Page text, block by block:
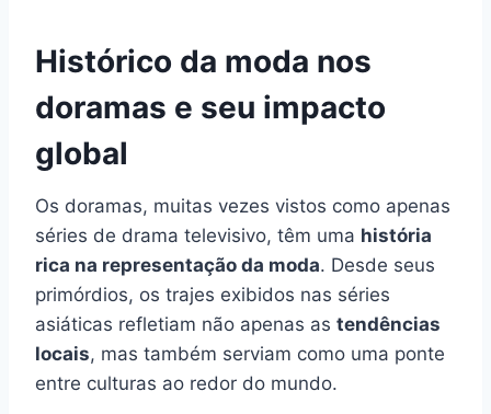
Histórico da moda nos
doramas e seu impacto
global
Os doramas, muitas vezes vistos como apenas
séries de drama televisivo, têm uma história
rica na representação da moda. Desde seus
primórdios, os trajes exibidos nas séries
asiáticas refletiam não apenas as tendências
locais, mas também serviam como uma ponte
entre culturas ao redor do mundo.